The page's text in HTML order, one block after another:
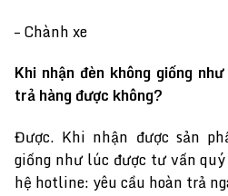
– Chành xe
Khi nhận đèn không giống
trả hàng được không?
Được. Khi nhận được sản
giống như lúc được tư vấn
hệ hotline: yêu cầu hoàn trả